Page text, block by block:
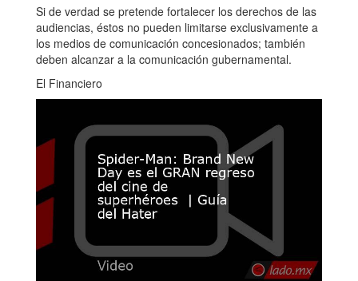
Si de verdad se pretende fortalecer los derechos de las
audiencias, éstos no pueden limitarse exclusivamente a
los medios de comunicación concesionados; también
deben alcanzar a la comunicación gubernamental.
El Financiero